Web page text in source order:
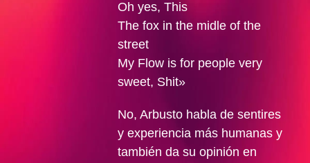
Oh yes, This
The fox in the midle of the
street
My Flow is for people very
sweet, Shit»
No, Arbusto habla de sentires
y experiencia más humanas y
también da su opinión en